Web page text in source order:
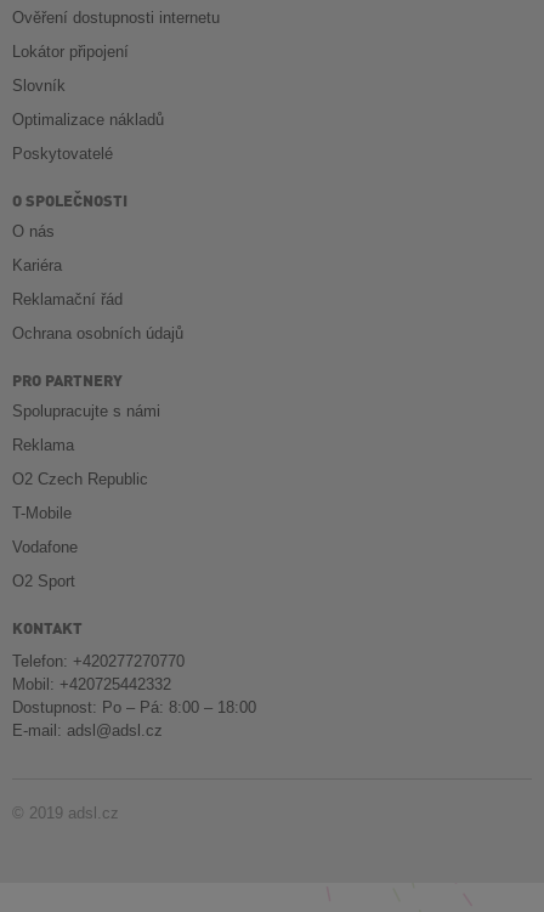
Ověření dostupnosti internetu
Lokátor připojení
Slovník
Optimalizace nákladů
Poskytovatelé
O SPOLEČNOSTI
O nás
Kariéra
Reklamační řád
Ochrana osobních údajů
PRO PARTNERY
Spolupracujte s námi
Reklama
O2 Czech Republic
T-Mobile
Vodafone
O2 Sport
KONTAKT
Telefon: +420277270770
Mobil: +420725442332
Dostupnost: Po – Pá: 8:00 – 18:00
E-mail: adsl@adsl.cz
© 2019 adsl.cz